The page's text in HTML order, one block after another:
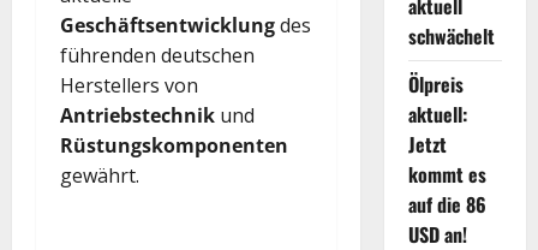
Geschäftsentwicklungdes
führenden deutschen
Herstellers von
Antriebstechnik und
Rüstungskomponenten
gewährt.
schwächelt
Ölpreis
aktuell:
Jetzt
kommt es
auf die 86
USD an!